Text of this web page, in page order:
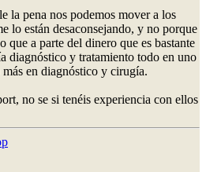
la pena nos podemos mover a los
lo están desaconsejando, y no porque
que a parte del dinero que es bastante
diagnóstico y tratamiento todo en uno
en diagnóstico y cirugía.
no se si tenéis experiencia con ellos